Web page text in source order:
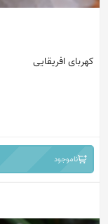
کهربای افریقایی
ناموجود